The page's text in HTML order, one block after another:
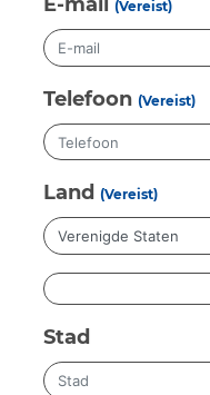
(Vereist)
Telefoon (Vereist)
Land (Vereist)
Stad